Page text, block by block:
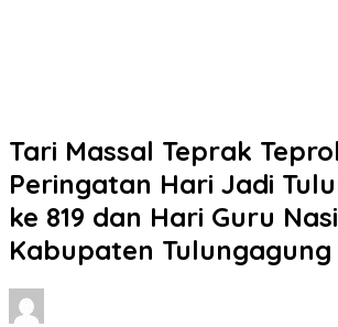
Tari Massal Teprak
Peringatan Hari Jadi
ke 819 dan Hari Guru
Kabupaten Tulungagung